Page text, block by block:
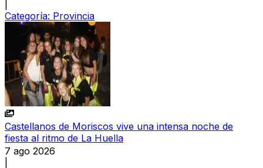
Categoría: Provincia
Castellanos de Moriscos vive una intensa noche de
fiesta al ritmo de La Huella
7 ago 2026